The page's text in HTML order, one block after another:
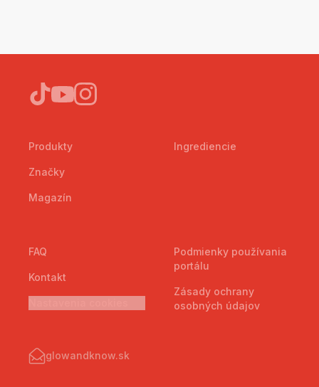
Produkty
Značky
Magazín
Ingrediencie
FAQ
Kontakt
Podmienky používania
portálu
Zásady ochrany
osobných údajov
glowandknow.sk